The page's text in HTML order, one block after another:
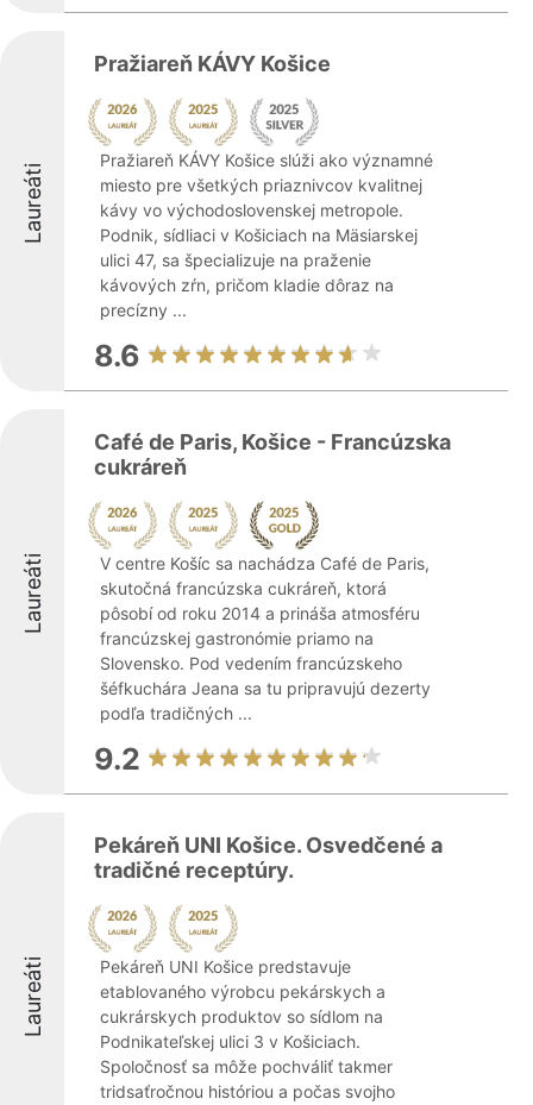
Laureáti
Pražiareň KÁVY Košice
Pražiareň KÁVY Košice slúži ako významné
miesto pre všetkých priaznivcov kvalitnej
kávy vo východoslovenskej metropole.
Podnik, sídliaci v Košiciach na Mäsiarskej
ulici 47, sa špecializuje na praženie
kávových zŕn, pričom kladie dôraz na
precízny ...
8.6
Laureáti
Café de Paris, Košice - Francúzska
cukráreň
V centre Košíc sa nachádza Café de Paris,
skutočná francúzska cukráreň, ktorá
pôsobí od roku 2014 a prináša atmosféru
francúzskej gastronómie priamo na
Slovensko. Pod vedením francúzskeho
šéfkuchára Jeana sa tu pripravujú dezerty
podľa tradičných ...
9.2
Laureáti
Pekáreň UNI Košice. Osvedčené a
tradičné receptúry.
Pekáreň UNI Košice predstavuje
etablovaného výrobcu pekárskych a
cukrárskych produktov so sídlom na
Podnikateľskej ulici 3 v Košiciach.
Spoločnosť sa môže pochváliť takmer
tridsaťročnou históriou a počas svojho